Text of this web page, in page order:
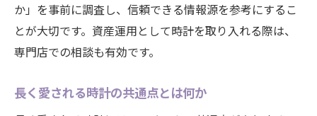
か」を事前に調査し、信頼できる情報源を参考にするこ
とが大切です。資産運用として時計を取り入れる際は、
専門店での相談も有効です。
長く愛される時計の共通点とは何か